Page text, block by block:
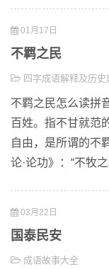
01月17日
不羁之民
四字成语解释及历史
不羁之民怎么读拼
百姓。指不甘就范
自由，是所谓的不
论·论功》：“不牧
03月22日
国泰民安
成语故事大全